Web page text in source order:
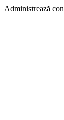
Administrează